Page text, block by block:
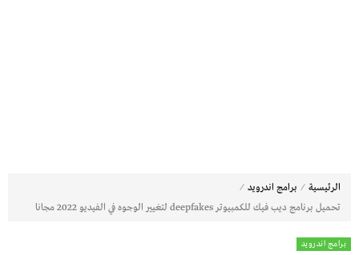
الرئيسية ⁄ برامج اندرويد ⁄
تحميل برنامج ديب فيك للكمبيوتر deepfakes لتغيير الوجوه في الفيديو 2022 مجانا
برامج اندرويد